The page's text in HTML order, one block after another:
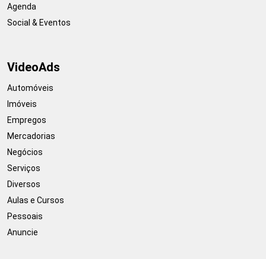
Agenda
Social & Eventos
VideoAds
Automóveis
Imóveis
Empregos
Mercadorias
Negócios
Serviços
Diversos
Aulas e Cursos
Pessoais
Anuncie